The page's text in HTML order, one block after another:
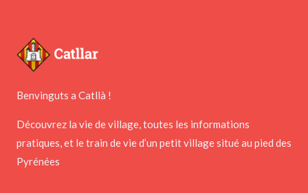
Benvinguts a Catllà !
Découvrez la vie de village, toutes les informations
pratiques, et le train de vie d’un petit village situé au pied des
Pyrénées